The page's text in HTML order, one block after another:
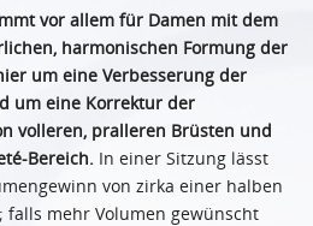
vor allem für Damen mit dem
harmonischen Formung der
um eine Verbesserung der
um eine Korrektur der
volleren, pralleren Brüsten und
Bereich. In einer Sitzung lässt
von zirka einer halben
falls mehr Volumen gewünscht